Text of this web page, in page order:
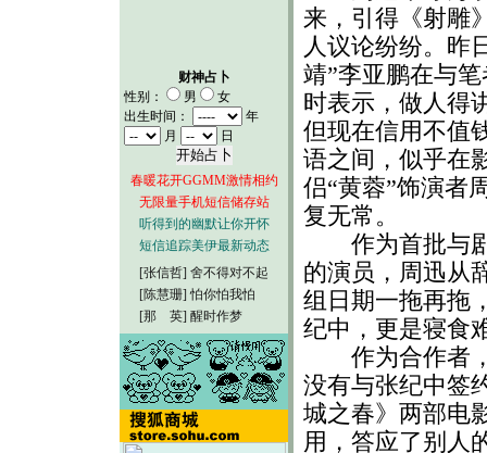
财神占卜
性别：
男
女
出生时间：
年
月
日
春暖花开GGMM激情相约
无限量手机短信储存站
听得到的幽默让你开怀
短信追踪美伊最新动态
[张信哲] 舍不得对不起
[陈慧珊] 怕你怕我怕
[那 英] 醒时作梦
来，引得《射雕
人议论纷纷。昨
靖”李亚鹏在与
时表示，做人得
但现在信用不值
语之间，似乎在
侣“黄蓉”饰演者
复无常。
作为首批与
的演员，周迅从
组日期一拖再拖
纪中，更是寝食
作为合作者，
没有与张纪中签
城之春》两部电
用，答应了别人